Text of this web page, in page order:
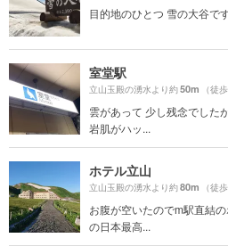
目的地のひとつ 雪の大谷で
室堂駅
立山玉殿の湧水より約50m （徒
雲があって 少し残念でした
岩肌がハッ...
ホテル立山
立山玉殿の湧水より約80m （徒
お腹が空いたのでm駅直結
の日本最高...